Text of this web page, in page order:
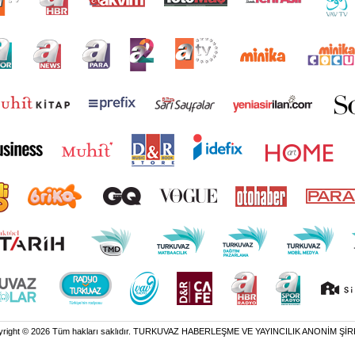
© 2026 Tüm hakları saklıdır. TURKUVAZ HABERLEŞME VE YAYINCILIK ANONİM